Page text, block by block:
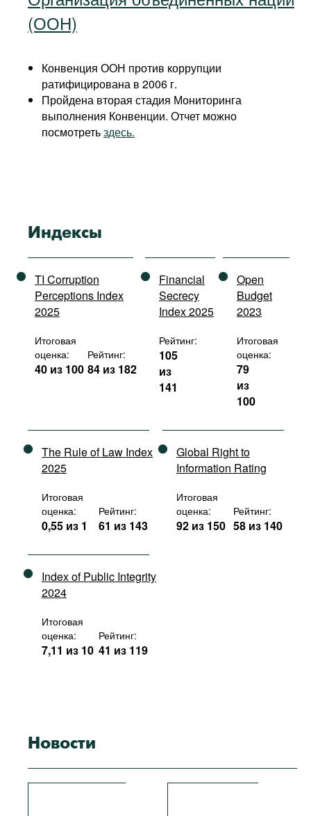
(ООН)
Конвенция ООН против коррупции
ратифицирована в 2006 г.
Пройдена вторая стадия Мониторинга
выполнения Конвенции. Отчет можно
посмотретьздесь.
Индексы
TI Corruption
Perceptions Index
2025
Итоговая
оценка:
40 из 100
Рейтинг:
84 из 182
Financial
Secrecy
Index 2025
Рейтинг:
105
из
141
Open
Budget
2023
Итоговая
оценка:
79
из
100
The Rule of Law Index
2025
Итоговая
оценка:
0,55 из 1
Рейтинг:
61 из 143
Global Right to
Information Rating
Итоговая
оценка:
92 из 150
Рейтинг:
58 из 140
Index of Public Integrity
2024
Итоговая
оценка:
7,11 из 10
Рейтинг:
41 из 119
Новости